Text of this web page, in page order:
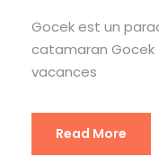
Gocek est un
catamaran
vacances
Read More